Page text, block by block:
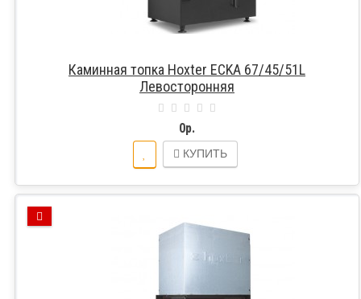
Каминная топка Hoxter ECKA 67/45/51L
Левосторонняя
0р.
КУПИТЬ